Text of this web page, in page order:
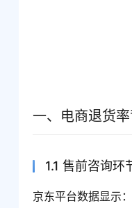
一、电商退货
1.1 售前咨询环
京东平台数据显示